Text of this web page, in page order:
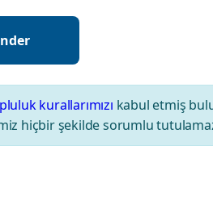
kurallarımızı kabul etmiş
hiçbir şekilde sorumlu